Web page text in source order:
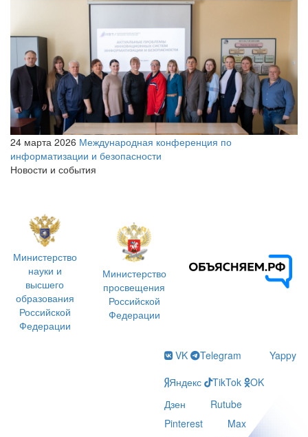
24 марта 2026 Международная конференция по
информатизации и безопасности
Новости и события
Министерство
науки и
высшего
образования
Российской
Федерации
Министерство
просвещения
Российской
Федерации
VK Telegram
Yappy
Яндекс
TikTok
OK
Дзен
Rutube
Pinterest
Max